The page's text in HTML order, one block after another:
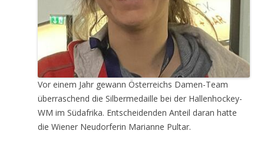
Vor einem Jahr gewann Österreichs Damen-Team
überraschend die Silbermedaille bei der Hallenhockey-
WM im Südafrika. Entscheidenden Anteil daran hatte
die Wiener Neudorferin Marianne Pultar.